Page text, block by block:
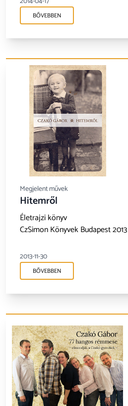
BŐVEBBEN
Megjelent művek
Hitemről
Életrajzi könyv
CzSimon Könyvek Budapest 2013
2013-11-30
BŐVEBBEN